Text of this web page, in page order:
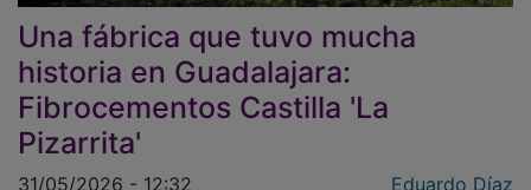
Una fábrica que tuvo mucha
historia en Guadalajara:
Fibrocementos Castilla 'La
Pizarrita'